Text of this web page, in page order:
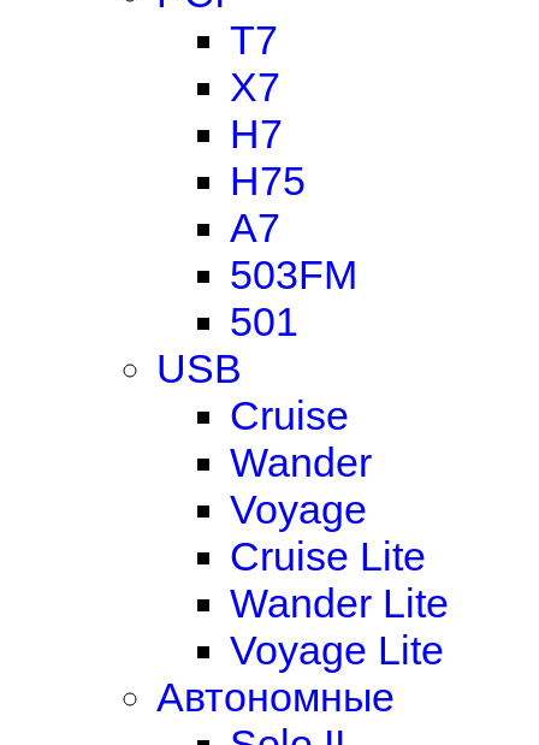
T7
X7
H7
H75
A7
503FM
501
USB
Cruise
Wander
Voyage
Cruise Lite
Wander Lite
Voyage Lite
Автономные